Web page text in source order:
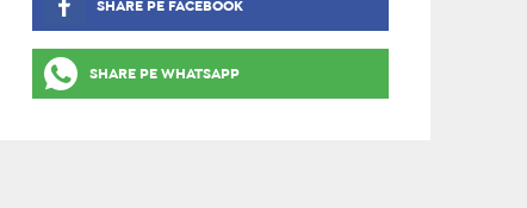
SHARE PE FACEBOOK
SHARE PE WHATSAPP